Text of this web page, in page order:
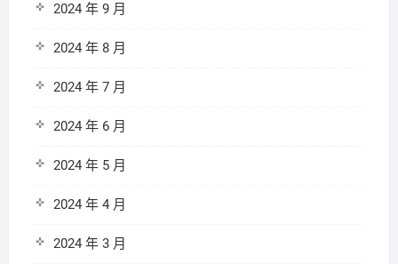
2024 年 9 月
2024 年 8 月
2024 年 7 月
2024 年 6 月
2024 年 5 月
2024 年 4 月
2024 年 3 月